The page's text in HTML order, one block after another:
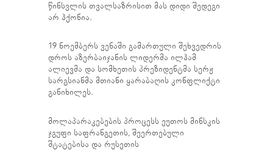
წინსვლის თვალსაზრისით მას დიდი შედეგი
არ ჰქონია.
19 ნოემბერს ვენაში გამართული შეხვედრის
დროს აზერბაიჯანის ლიდერმა ილჰამ
ალიევმა და სომხეთის პრეზიდენტმა სერჟ
სარგსიანმა მთიანი ყარაბაღის კონფლიქტი
განიხილეს.
მოლაპარაკებების პროცესს ეუთოს მინსკის
ჯგუფი საფრანგეთის, შეერთებული
შტატებისა და რუსეთის